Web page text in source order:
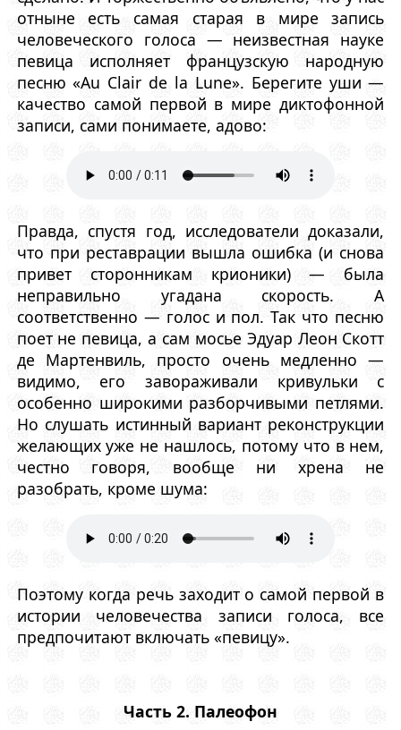
отныне есть самая старая в мире запись
человеческого голоса — неизвестная науке
певица исполняет французскую народную
песню «Au Clair de la Lune». Берегите уши —
качество самой первой в мире диктофонной
записи, сами понимаете, адово:
Правда, спустя год, исследователи доказали,
что при реставрации вышла ошибка (и снова
привет сторонникам крионики) — была
неправильно угадана скорость. А
соответственно — голос и пол. Так что песню
поет не певица, а сам мосье Эдуар Леон Скотт
де Мартенвиль, просто очень медленно —
видимо, его завораживали кривульки с
особенно широкими разборчивыми петлями.
Но слушать истинный вариант реконструкции
желающих уже не нашлось, потому что в нем,
честно говоря, вообще ни хрена не
разобрать, кроме шума:
Поэтому когда речь заходит о самой первой в
истории человечества записи голоса, все
предпочитают включать «певицу».
Часть 2. Палеофон